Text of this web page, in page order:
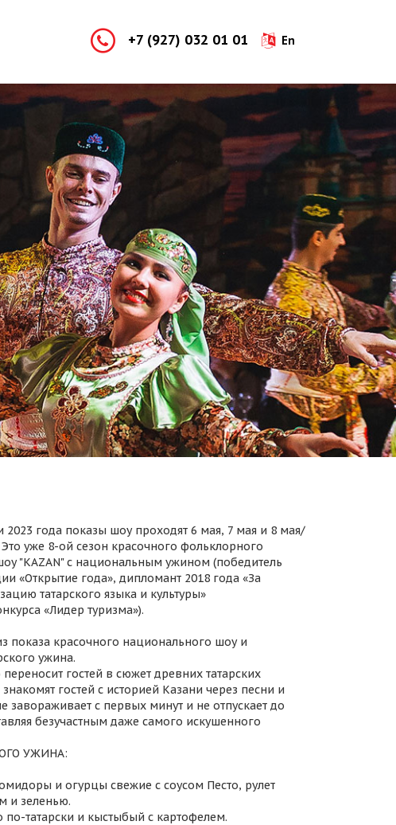
+7 (927) 032 01 01 En
2023 года показы шоу проходят 6 мая, 7 мая и 8 мая/
уже 8-ой сезон красочного фольклорного
"KAZAN" с национальным ужином (победитель
«Открытие года», дипломант 2018 года «За
татарского языка и культуры»
«Лидер туризма»).
показа красочного национального шоу и
ужина.
переносит гостей в сюжет древних татарских
гостей с историей Казани через песни и
завораживает с первых минут и не отпускает до
безучастным даже самого искушенного
УЖИНА:
и огурцы свежие с соусом Песто, рулет
и зеленью.
по-татарски и кыстыбый с картофелем.